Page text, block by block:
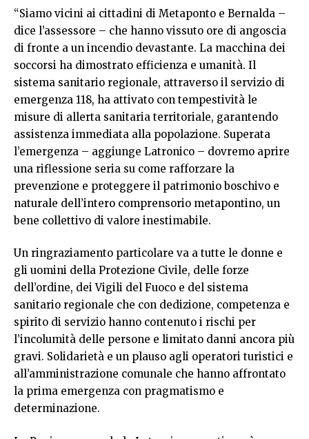
“Siamo vicini ai cittadini di Metaponto e Bernalda –
dice l’assessore – che hanno vissuto ore di angoscia
di fronte a un incendio devastante. La macchina dei
soccorsi ha dimostrato efficienza e umanità. Il
sistema sanitario regionale, attraverso il servizio di
emergenza 118, ha attivato con tempestività le
misure di allerta sanitaria territoriale, garantendo
assistenza immediata alla popolazione. Superata
l’emergenza – aggiunge Latronico – dovremo aprire
una riflessione seria su come rafforzare la
prevenzione e proteggere il patrimonio boschivo e
naturale dell’intero comprensorio metapontino, un
bene collettivo di valore inestimabile.
Un ringraziamento particolare va a tutte le donne e
gli uomini della Protezione Civile, delle forze
dell’ordine, dei Vigili del Fuoco e del sistema
sanitario regionale che con dedizione, competenza e
spirito di servizio hanno contenuto i rischi per
l’incolumità delle persone e limitato danni ancora più
gravi. Solidarietà e un plauso agli operatori turistici e
all’amministrazione comunale che hanno affrontato
la prima emergenza con pragmatismo e
determinazione.